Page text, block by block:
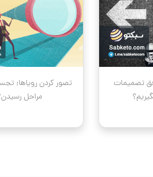
تصمیمات
تصور کردن رویاها;
مراحل